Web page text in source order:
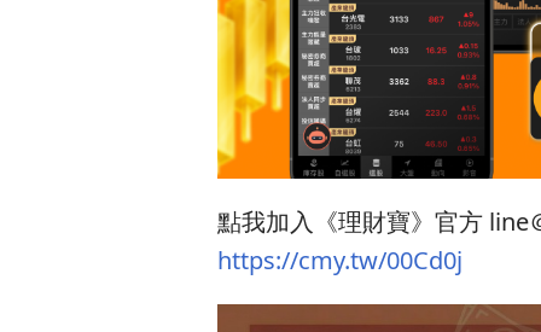
點我加入《理財寶》官方 line
https://cmy.tw/00Cd0j